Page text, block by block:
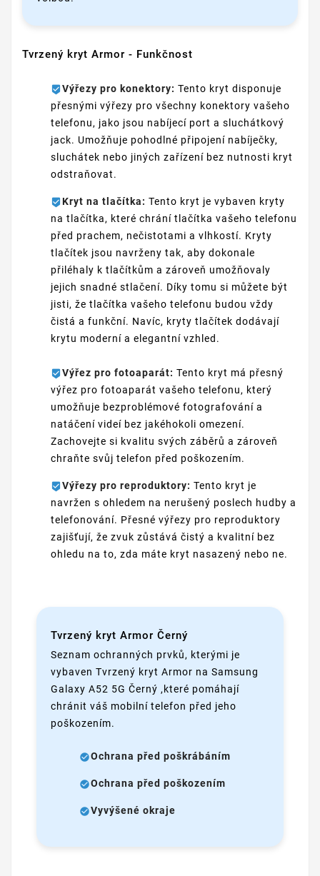
Tvrzený kryt Armor - Funkčnost
Výřezy pro konektory: Tento kryt disponuje
přesnými výřezy pro všechny konektory vašeho
telefonu, jako jsou nabíjecí port a sluchátkový
jack. Umožňuje pohodlné připojení nabíječky,
sluchátek nebo jiných zařízení bez nutnosti kryt
odstraňovat.
Kryt na tlačítka: Tento kryt je vybaven kryty
na tlačítka, které chrání tlačítka vašeho telefonu
před prachem, nečistotami a vlhkostí. Kryty
tlačítek jsou navrženy tak, aby dokonale
přiléhaly k tlačítkům a zároveň umožňovaly
jejich snadné stlačení. Díky tomu si můžete být
jisti, že tlačítka vašeho telefonu budou vždy
čistá a funkční. Navíc, kryty tlačítek dodávají
krytu moderní a elegantní vzhled.
Výřez pro fotoaparát: Tento kryt má přesný
výřez pro fotoaparát vašeho telefonu, který
umožňuje bezproblémové fotografování a
natáčení videí bez jakéhokoli omezení.
Zachovejte si kvalitu svých záběrů a zároveň
chraňte svůj telefon před poškozením.
Výřezy pro reproduktory: Tento kryt je
navržen s ohledem na nerušený poslech hudby a
telefonování. Přesné výřezy pro reproduktory
zajišťují, že zvuk zůstává čistý a kvalitní bez
ohledu na to, zda máte kryt nasazený nebo ne.
Tvrzený kryt Armor Černý
Seznam ochranných prvků, kterými je
vybaven Tvrzený kryt Armor na Samsung
Galaxy A52 5G Černý ,které pomáhají
chránit váš mobilní telefon před jeho
poškozením.
Ochrana před poškrábáním
Ochrana před poškozením
Vyvýšené okraje